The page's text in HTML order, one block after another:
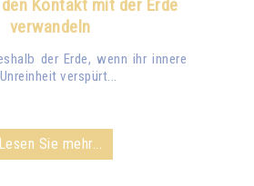
Kontakt mit der Erde
verwandeln
der Erde, wenn ihr innere
verspürt...
Lesen Sie mehr...